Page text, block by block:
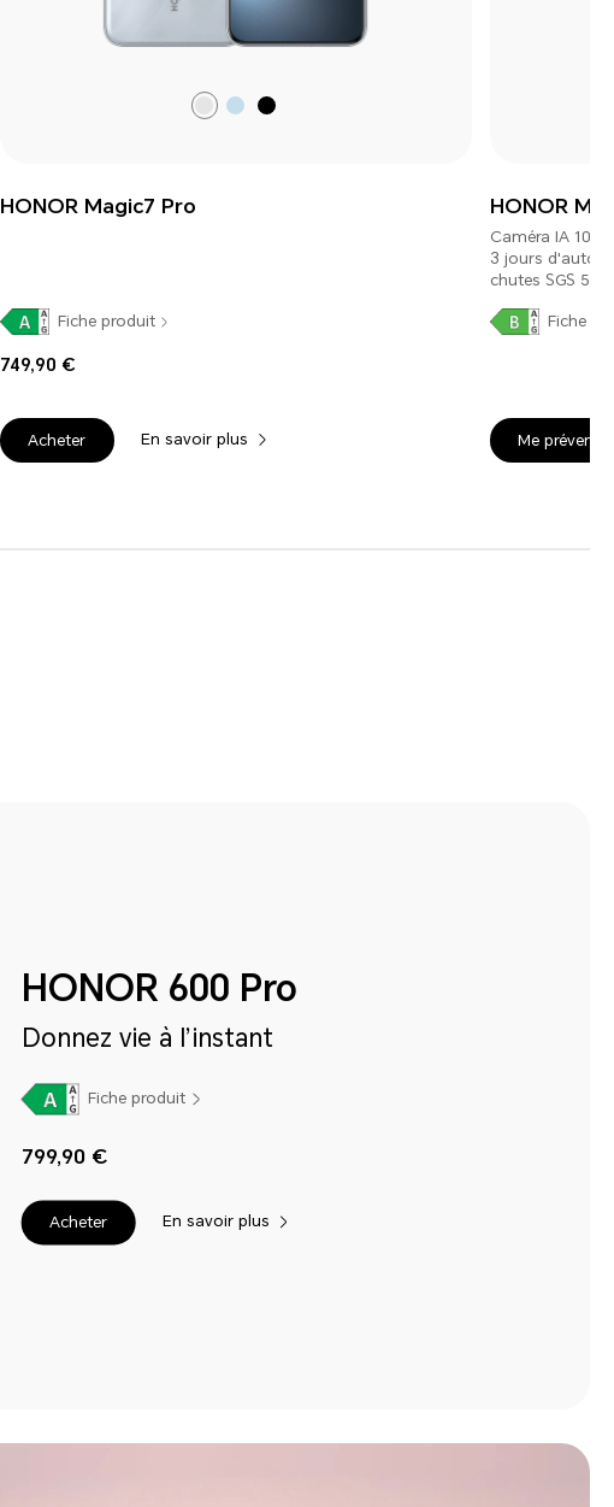
Shadow
BreezeMidnight
HONOR Magic7 Pro
Fiche produit
749,90 €
Acheter En savoir plus
HONOR
Caméra IA 108
3 jours
chutes SGS 5
Fiche
Me prévenir
HONOR 600 Pro
Donnez vie à l’instant
Fiche produit
799,90 €
Acheter En savoir plus